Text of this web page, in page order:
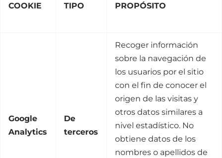
COOKIE TIPO PROPÓSITO
Google
Analytics
De
terceros
Recoger información
sobre la navegación de
los usuarios por el sitio
con el fin de conocer el
origen de las visitas y
otros datos similares a
nivel estadístico. No
obtiene datos de los
nombres o apellidos de